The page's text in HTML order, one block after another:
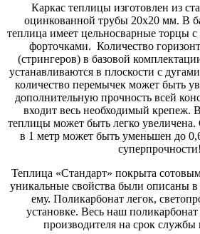
Каркас теплицы изготовлен из
оцинкованной трубы 20х20 мм. В
теплица имеет цельносварные торцы
форточками. Количество
(стрингеров) в базовой
устанавливаются в плоскости с
количество перемычек может быть
дополнительную прочность всей
входит весь необходимый крепеж.
теплицы может быть легко
в 1 метр может быть уменьшен до
суперпрочности!
Теплица «Стандарт» покрыта
уникальные свойства были описаны
ему. Поликарбонат легок,
установке. Весь наш
производителя на срок службы